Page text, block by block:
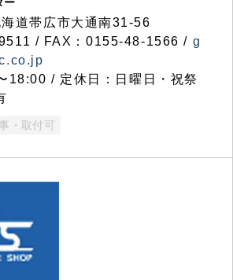
道帯広市大通南31-56
/ FAX：0155-48-1566 / g
18:00 / 定休日：日曜日・祝祭
・取付可